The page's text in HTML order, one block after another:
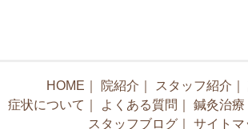
HOME 院紹介 スタッフ紹介
症状について
よくある質問 鍼灸治療
スタッフブログ
サイトマ